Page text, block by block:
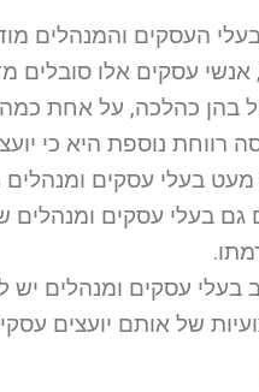
העסקים והמנהלים
אנשי עסקים אלו סובלים
בהן כהלכה, על אחת
רווחת נוספת היא כי
בעלי עסקים ומנהלים
גם בעלי עסקים ומנהלים
בעלי עסקים ומנהלים
של אותם יועצים